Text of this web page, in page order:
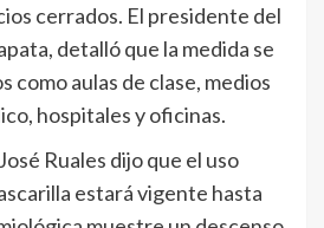
cerrados. El presidente del
detalló que la medida se
como aulas de clase, medios
hospitales y oficinas.
Ruales dijo que el uso
estará vigente hasta